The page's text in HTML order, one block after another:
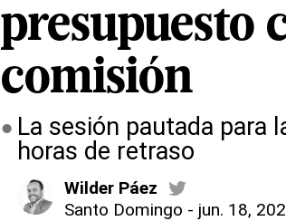
presupuesto
comisión
La sesión pautada para
horas de retraso
Wilder Páez
Santo Domingo - jun. 18,